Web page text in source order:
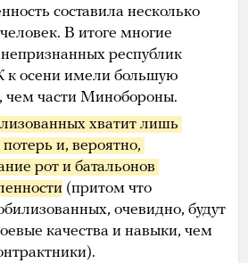
составила несколько
В итоге многие
республик
к осени имели большую
чем части Минобороны.
хватит лишь
и, вероятно,
рот и батальонов
(притом что
очевидно, будут
качества и навыки, чем